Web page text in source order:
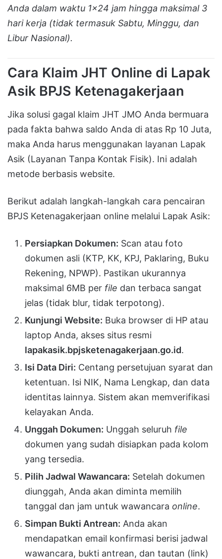
Anda dalam waktu 1×24 jam hingga maksimal 3
hari kerja (tidak termasuk Sabtu, Minggu, dan
Libur Nasional).
Cara Klaim JHT Online di Lapak
Asik BPJS Ketenagakerjaan
Jika solusi gagal klaim JHT JMO Anda bermuara
pada fakta bahwa saldo Anda di atas Rp 10 Juta,
maka Anda harus menggunakan layanan Lapak
Asik (Layanan Tanpa Kontak Fisik). Ini adalah
metode berbasis website.
Berikut adalah langkah-langkah cara pencairan
BPJS Ketenagakerjaan online melalui Lapak Asik:
Persiapkan Dokumen: Scan atau foto
dokumen asli (KTP, KK, KPJ, Paklaring, Buku
Rekening, NPWP). Pastikan ukurannya
maksimal 6MB per file dan terbaca sangat
jelas (tidak blur, tidak terpotong).
Kunjungi Website: Buka browser di HP atau
laptop Anda, akses situs resmi
lapakasik.bpjsketenagakerjaan.go.id.
Isi Data Diri: Centang persetujuan syarat dan
ketentuan. Isi NIK, Nama Lengkap, dan data
identitas lainnya. Sistem akan memverifikasi
kelayakan Anda.
Unggah Dokumen: Unggah seluruh file
dokumen yang sudah disiapkan pada kolom
yang tersedia.
Pilih Jadwal Wawancara: Setelah dokumen
diunggah, Anda akan diminta memilih
tanggal dan jam untuk wawancara online.
Simpan Bukti Antrean: Anda akan
mendapatkan email konfirmasi berisi jadwal
wawancara, bukti antrean, dan tautan (link)